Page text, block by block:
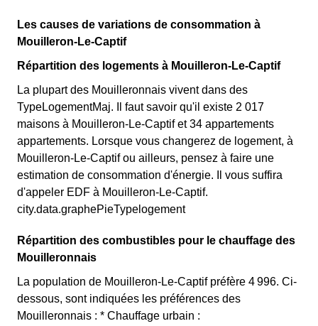
Les causes de variations de consommation à
Mouilleron-Le-Captif
Répartition des logements à Mouilleron-Le-Captif
La plupart des Mouilleronnais vivent dans des
TypeLogementMaj. Il faut savoir qu'il existe 2 017
maisons à Mouilleron-Le-Captif et 34 appartements
appartements. Lorsque vous changerez de logement, à
Mouilleron-Le-Captif ou ailleurs, pensez à faire une
estimation de consommation d'énergie. Il vous suffira
d'appeler EDF à Mouilleron-Le-Captif.
city.data.graphePieTypelogement
Répartition des combustibles pour le chauffage des
Mouilleronnais
La population de Mouilleron-Le-Captif préfère 4 996. Ci-
dessous, sont indiquées les préférences des
Mouilleronnais : * Chauffage urbain :